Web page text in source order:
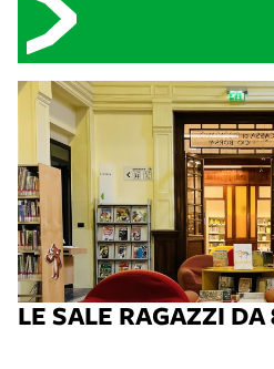
LE SALE RAGAZZI